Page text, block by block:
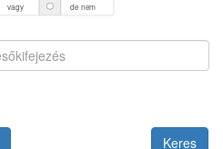
vagy de nem